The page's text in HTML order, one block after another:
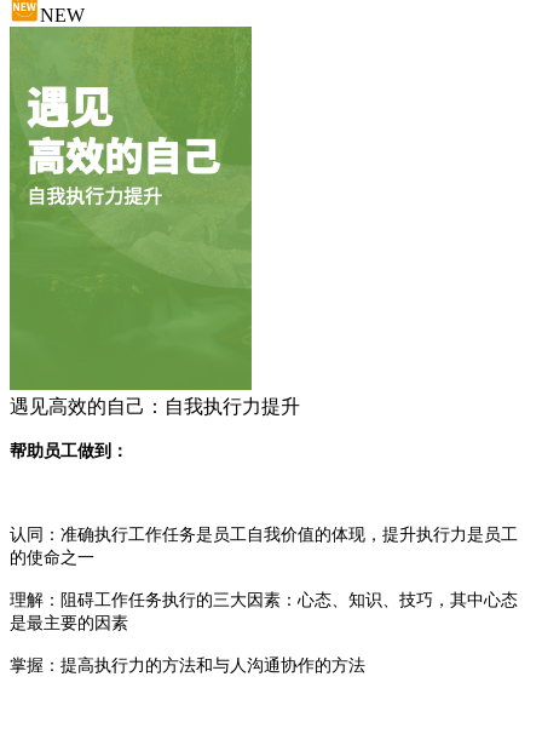
NEW
遇见高效的自己：自我执行力提升
帮助员工做到：
认同：准确执行工作任务是员工自我价值的体现，提升执行力是员工
的使命之一
理解：阻碍工作任务执行的三大因素：心态、知识、技巧，其中心态
是最主要的因素
掌握：提高执行力的方法和与人沟通协作的方法